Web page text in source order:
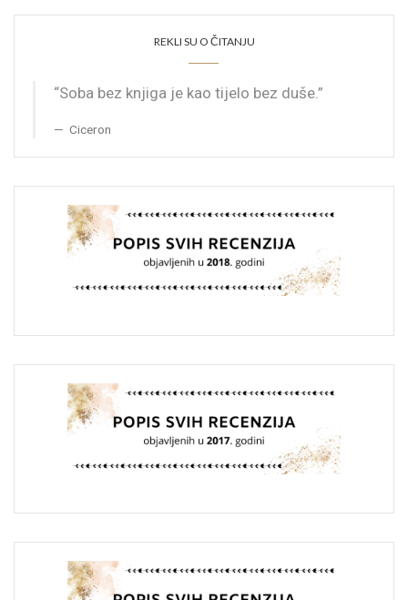
REKLI SU O ČITANJU
“Soba bez knjiga je kao tijelo bez duše.”
Ciceron